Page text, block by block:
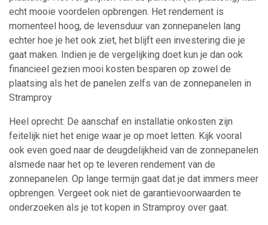
echt mooie voordelen opbrengen. Het rendement is
momenteel hoog, de levensduur van zonnepanelen lang
echter hoe je het ook ziet, het blijft een investering die je
gaat maken. Indien je de vergelijking doet kun je dan ook
financieel gezien mooi kosten besparen op zowel de
plaatsing als het de panelen zelfs van de zonnepanelen in
Stramproy
Heel oprecht: De aanschaf en installatie onkosten zijn
feitelijk niet het enige waar je op moet letten. Kijk vooral
ook even goed naar de deugdelijkheid van de zonnepanelen
alsmede naar het op te leveren rendement van de
zonnepanelen. Op lange termijn gaat dat je dat immers meer
opbrengen. Vergeet ook niet de garantievoorwaarden te
onderzoeken als je tot kopen in Stramproy over gaat.